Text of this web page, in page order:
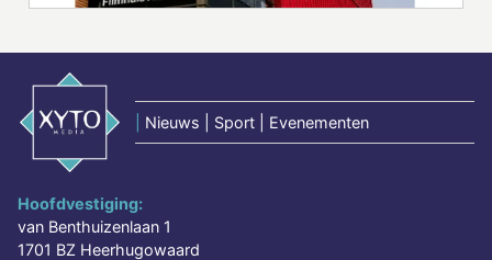
Nieuws | Sport | Evenementen
Hoofdvestiging:
van Benthuizenlaan 1
1701 BZ Heerhugowaard